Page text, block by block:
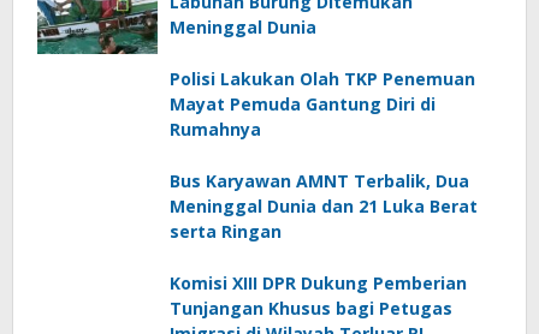
Meninggal Dunia
Polisi Lakukan Olah TKP Penemuan
Mayat Pemuda Gantung Diri di
Rumahnya
Bus Karyawan AMNT Terbalik, Dua
Meninggal Dunia dan 21 Luka Berat
serta Ringan
Komisi XIII DPR Dukung Pemberian
Tunjangan Khusus bagi Petugas